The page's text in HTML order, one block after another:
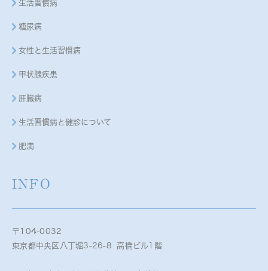
生活習慣病
糖尿病
女性と生活習慣病
甲状腺疾患
肝臓病
生活習慣病と健診について
肥満
INFO
〒104-0032
東京都中央区八丁堀3-26-8 高橋ビル1階